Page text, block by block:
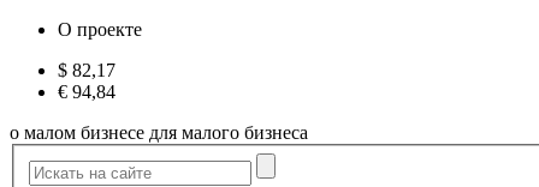
О проекте
$ 82,17
€ 94,84
о малом бизнесе для малого бизнеса